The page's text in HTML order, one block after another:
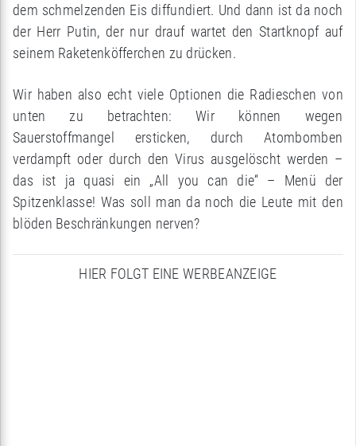
dem schmelzenden Eis diffundiert. Und dann ist da noch
der Herr Putin, der nur drauf wartet den Startknopf auf
seinem Raketenköfferchen zu drücken.
Wir haben also echt viele Optionen die Radieschen von
unten zu betrachten: Wir können wegen
Sauerstoffmangel ersticken, durch Atombomben
verdampft oder durch den Virus ausgelöscht werden –
das ist ja quasi ein „All you can die“ – Menü der
Spitzenklasse! Was soll man da noch die Leute mit den
blöden Beschränkungen nerven?
HIER FOLGT EINE WERBEANZEIGE